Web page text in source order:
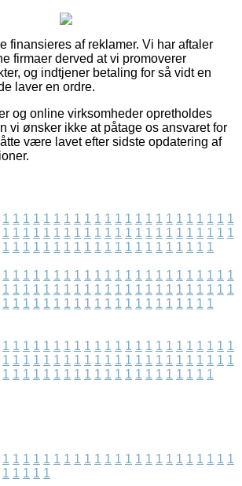
finansieres af reklamer. Vi har aftaler
firmaer derved at vi promoverer
og indtjener betaling for så vidt en
laver en ordre.
og online virksomheder opretholdes
vi ønsker ikke at påtage os ansvaret for
være lavet efter sidste opdatering af
1 1 1 1 1 1 1 1 1 1 1 1 1 1 1 1 1 1 1 1 1 1 1
1 1 1 1 1 1 1 1 1 1 1 1 1 1 1 1 1 1 1 1 1 1 1
1 1 1 1 1 1 1 1 1 1 1 1 1 1 1 1 1 1 1 1 1
1 1 1 1 1 1 1 1 1 1 1 1 1 1 1 1 1 1 1 1 1 1 1
1 1 1 1 1 1 1 1 1 1 1 1 1 1 1 1 1 1 1 1 1 1 1
1 1 1 1 1 1 1 1 1 1 1 1 1 1 1 1 1 1 1 1 1
1 1 1 1 1 1 1 1 1 1 1 1 1 1 1 1 1 1 1 1 1 1 1
1 1 1 1 1 1 1 1 1 1 1 1 1 1 1 1 1 1 1 1 1 1 1
1 1 1 1 1 1 1 1 1 1 1 1 1 1 1 1 1 1 1 1 1
1 1 1 1 1 1 1 1 1 1 1 1 1 1 1 1 1 1 1 1 1 1 1
1 1 1 1 1